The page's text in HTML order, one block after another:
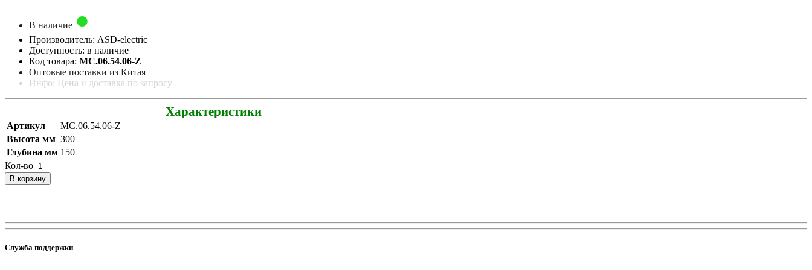
В наличие
Производитель: ASD-electric
Доступность: в наличие
Код товара: МС.06.54.06-Z
Оптовые поставки из Китая
Инфо: Цена и доставка по запросу
Характеристики
Артикул
МС.06.54.06-Z
Высота мм 300
Глубина мм 150
Кол-во
В корзину
Служба поддержки